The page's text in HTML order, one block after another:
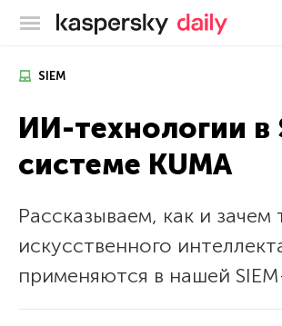
Блог
SIEM
ИИ-технологии в
системе KUMA
Рассказываем, как и зачем
искусственного
применяются в нашей